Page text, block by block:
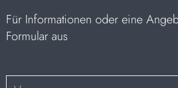
Für Informationen oder eine
Formular aus